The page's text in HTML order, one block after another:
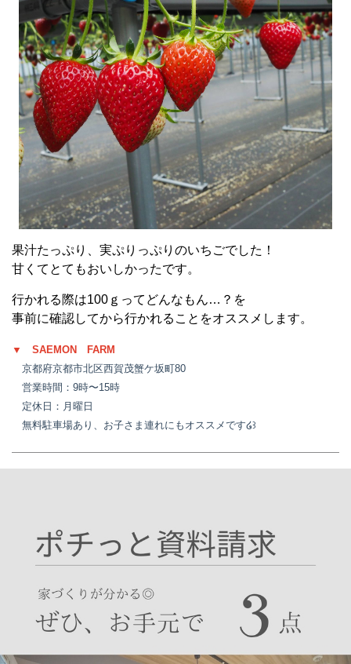
果汁たっぷり、実ぷりっぷりのいちごでした！
甘くてとてもおいしかったです。
行かれる際は100ｇってどんなもん…？を
事前に確認してから行かれることをオススメします。
▼ SAEMON FARM
京都府京都市北区西賀茂蟹ケ坂町80
営業時間：9時〜15時
定休日：月曜日
無料駐車場あり、お子さま連れにもオススメです໒꒱